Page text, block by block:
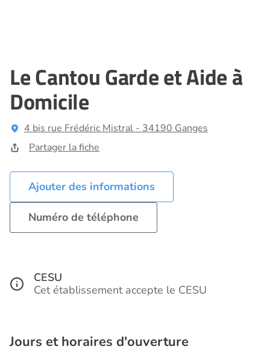
Le Cantou Garde et Aide à
Domicile
4 bis rue Frédéric Mistral - 34190 Ganges
Partager la fiche
Ajouter des informations
Numéro de téléphone
CESU
Cet établissement accepte le CESU
Jours et horaires d'ouverture